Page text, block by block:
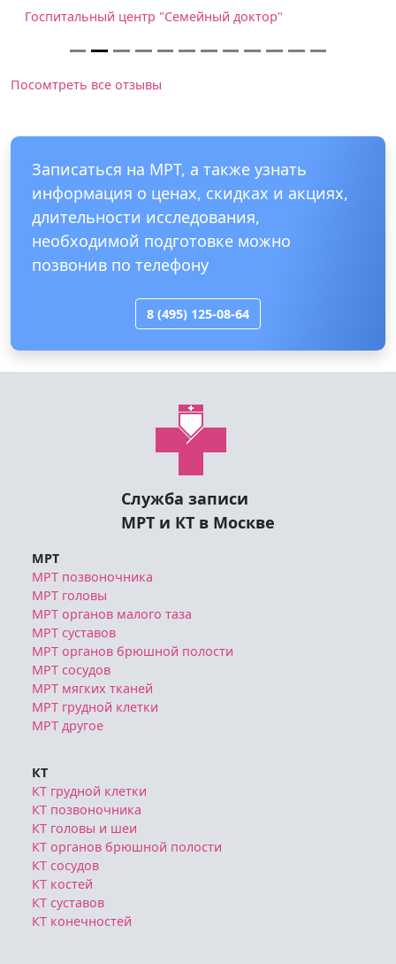
Госпитальный центр "Семейный доктор"
Посомтреть все отзывы
Записаться на МРТ, а также узнать
информация о ценах, скидках и акциях,
длительности исследования,
необходимой подготовке можно
позвонив по телефону
8 (495) 125-08-64
Служба записи
МРТ и КТ в Москве
МРТ
МРТ позвоночника
МРТ головы
МРТ органов малого таза
МРТ суставов
МРТ органов брюшной полости
МРТ сосудов
МРТ мягких тканей
МРТ грудной клетки
МРТ другое
КТ
КТ грудной клетки
КТ позвоночника
КТ головы и шеи
КТ органов брюшной полости
КТ сосудов
КТ костей
КТ суставов
КТ конечностей